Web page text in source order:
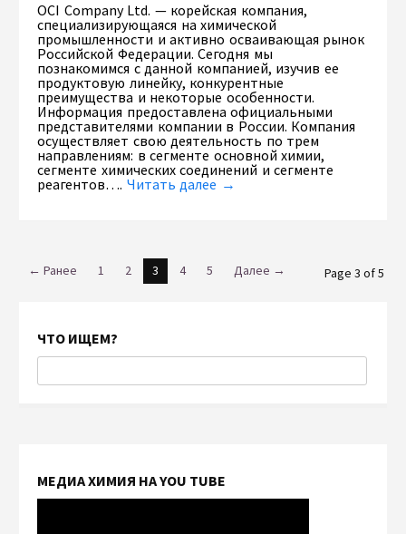
OCI Company Ltd. — корейская компания,
специализирующаяся на химической
промышленности и активно осваивающая рынок
Российской Федерации. Сегодня мы
познакомимся с данной компанией, изучив ее
продуктовую линейку, конкурентные
преимущества и некоторые особенности.
Информация предоставлена официальными
представителями компании в России. Компания
осуществляет свою деятельность по трем
направлениям: в сегменте основной химии,
сегменте химических соединений и сегменте
реагентов…. Читать далее →
← Ранее 1 2 3 4 5 Далее → Page 3 of 5
ЧТО ИЩЕМ?
МЕДИА ХИМИЯ НА YOU TUBE